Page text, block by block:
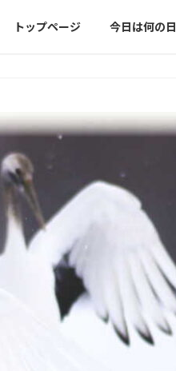
トップページ 今日は何の日